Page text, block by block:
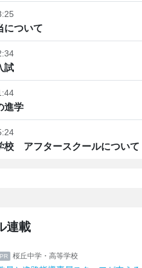
について
試
進学
校 アフタースクールについて
連載
日本大学藤沢高等学校・藤沢中学校